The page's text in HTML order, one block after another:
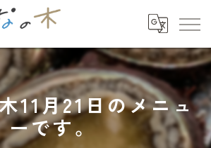
11月21日のメニュ
ーです。